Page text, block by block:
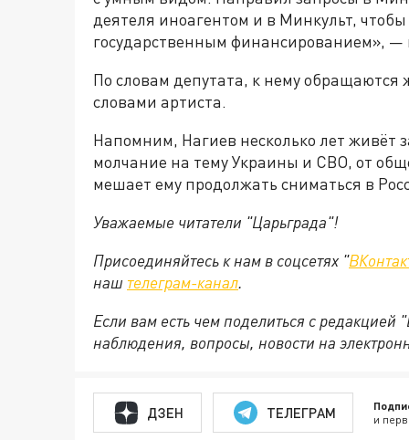
деятеля иноагентом и в Минкульт,
государственным финансированием», —
По словам депутата, к нему
словами артиста.
Напомним, Нагиев несколько лет живёт
молчание на тему Украины и СВО, от
мешает ему продолжать сниматься в
Уважаемые читатели "Царьграда"!
Присоединяйтесь к нам в соцсетях "
наш телеграм-канал.
Если вам есть чем поделиться с редакцией
наблюдения, вопросы, новости на
ДЗЕН ТЕЛЕГРАМ и